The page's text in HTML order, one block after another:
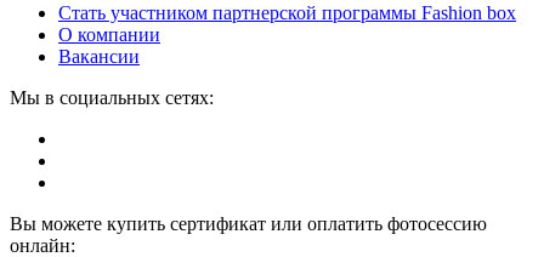
Стать участником партнерской программы Fashion box
О компании
Вакансии
Мы в социальных сетях:
Вы можете купить сертификат или оплатить фотосессию
онлайн: